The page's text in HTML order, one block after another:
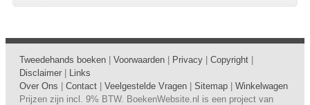
Tweedehands boeken Voorwaarden Privacy Copyright
Disclaimer
Links
Over Ons
Contact Veelgestelde Vragen Sitemap
Winkelwagen
Prijzen zijn incl. 9% BTW. BoekenWebsite.nl is een project van